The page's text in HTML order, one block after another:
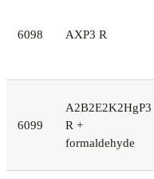
6098 AXP3 R
6099
A2B2E2K2HgP3
R +
formaldehyde